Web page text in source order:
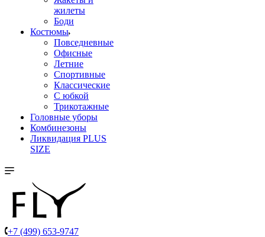
жилеты
Боди
Костюмы
Повседневные
Офисные
Летние
Спортивные
Классические
С юбкой
Трикотажные
Головные уборы
Комбинезоны
Ликвидация PLUS
SIZE
+7 (499) 653-9747